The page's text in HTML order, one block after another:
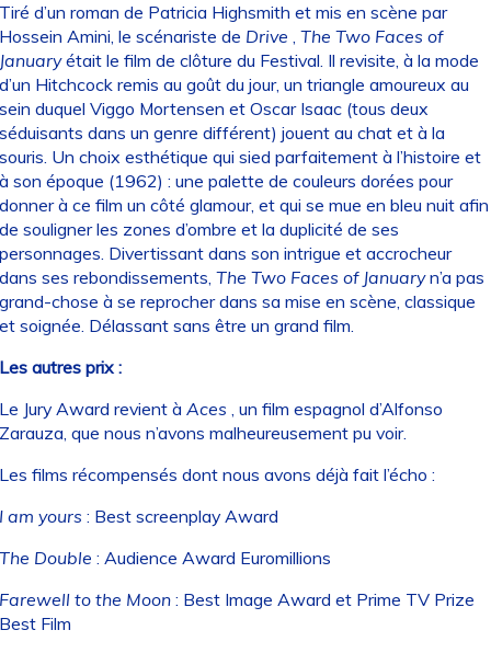
d’un roman de Patricia Highsmith et mis en scène par
Amini, le scénariste de Drive , The Two Faces of
était le film de clôture du Festival. Il revisite, à la mode
Hitchcock remis au goût du jour, un triangle amoureux au
duquel Viggo Mortensen et Oscar Isaac (tous deux
dans un genre différent) jouent au chat et à la
Un choix esthétique qui sied parfaitement à l’histoire et
son époque (1962) : une palette de couleurs dorées pour
à ce film un côté glamour, et qui se mue en bleu nuit afin
souligner les zones d’ombre et la duplicité de ses
Divertissant dans son intrigue et accrocheur
ses rebondissements, The Two Faces of Januaryn’a pas
chose à se reprocher dans sa mise en scène, classique
soignée. Délassant sans être un grand film.
autres prix :
Jury Award revient à Aces , un film espagnol d’Alfonso
que nous n’avons malheureusement pu voir.
films récompensés dont nous avons déjà fait l’écho :
am yours : Best screenplay Award
Double : Audience Award Euromillions
to the Moon: Best Image Award et Prime TV Prize
Film